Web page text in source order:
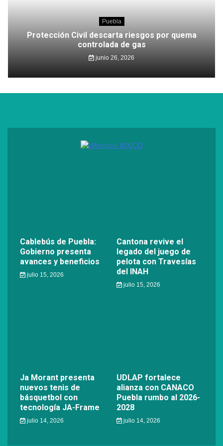
Puebla
Protección Civil descarta riesgos por quema
controlada de gas
junio 26, 2026
Cablebús de Puebla:
Gobierno presenta
avances y beneficios
julio 15, 2026
Cantona revive el
legado del juego de
pelota con Travesías
del INAH
julio 15, 2026
Ja Morant presenta
nuevos tenis de
básquetbol con
tecnología JA-Frame
julio 14, 2026
UDLAP fortalece
alianza con CANACO
Puebla rumbo al 2026-
2028
julio 14, 2026